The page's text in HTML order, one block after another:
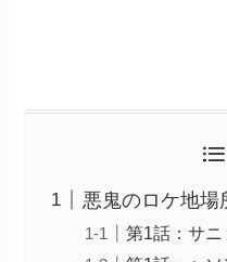
悪鬼のロケ地場
第1話：サ